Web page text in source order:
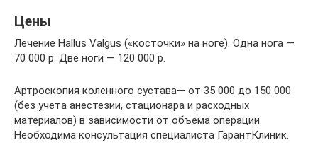
Цены
Лечение Hallus Valgus («косточки» на ноге). Одна нога —
70 000 р. Две ноги — 120 000 р.
Артроскопия коленного сустава— от 35 000 до 150 000
(без учета анестезии, стационара и расходных
материалов) в зависимости от объема операции.
Необходима консультация специалиста ГарантКлиник.